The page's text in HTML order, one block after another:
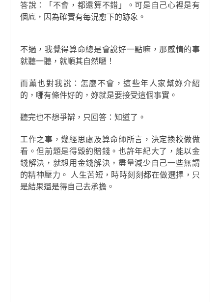
答說：「不會，都還算不錯」。可是自己心裡是有
個底，因為確實有每況愈下的跡象。
不過，我覺得算命總是會說好一點嘛，那感情的事
就聽一聽，就順其自然囉！
而薰也對我說：怎麼不會，這些年人家幫妳介紹
的，哪有條件好的，妳就是要接受這個事實。
聽完也不想爭辯，只回答：知道了。
工作之事，幾經思慮及算命師所言，決定換校做做
看。但前題是得毀約賠錢。也許年紀大了，能以金
錢解決，就想用金錢解決，盡量減少自己一些無謂
的精神壓力。 人生苦短，時時刻刻都在做選擇，只
是結果還是得自己去承擔。